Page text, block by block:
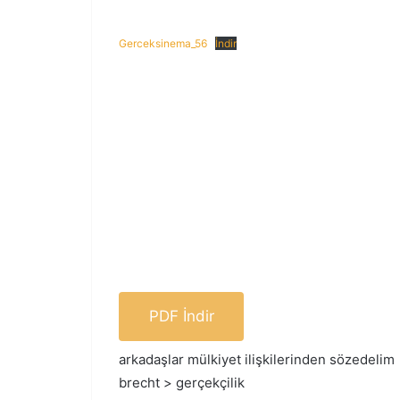
Gerceksinema_56 İndir
PDF İndir
arkadaşlar mülkiyet ilişkilerinden sözedelim
brecht > gerçekçilik